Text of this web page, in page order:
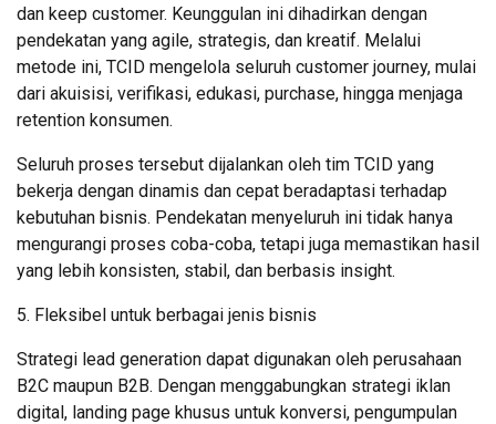
dan keep customer. Keunggulan ini dihadirkan dengan
pendekatan yang agile, strategis, dan kreatif. Melalui
metode ini, TCID mengelola seluruh customer journey, mulai
dari akuisisi, verifikasi, edukasi, purchase, hingga menjaga
retention konsumen.
Seluruh proses tersebut dijalankan oleh tim TCID yang
bekerja dengan dinamis dan cepat beradaptasi terhadap
kebutuhan bisnis. Pendekatan menyeluruh ini tidak hanya
mengurangi proses coba-coba, tetapi juga memastikan hasil
yang lebih konsisten, stabil, dan berbasis insight.
5. Fleksibel untuk berbagai jenis bisnis
Strategi lead generation dapat digunakan oleh perusahaan
B2C maupun B2B. Dengan menggabungkan strategi iklan
digital, landing page khusus untuk konversi, pengumpulan